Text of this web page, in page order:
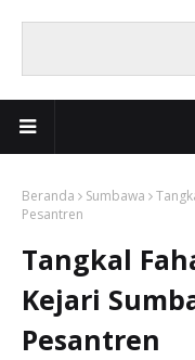
Beranda Sumbawa
Pesantren
Tangkal
Kejari
Pesantren